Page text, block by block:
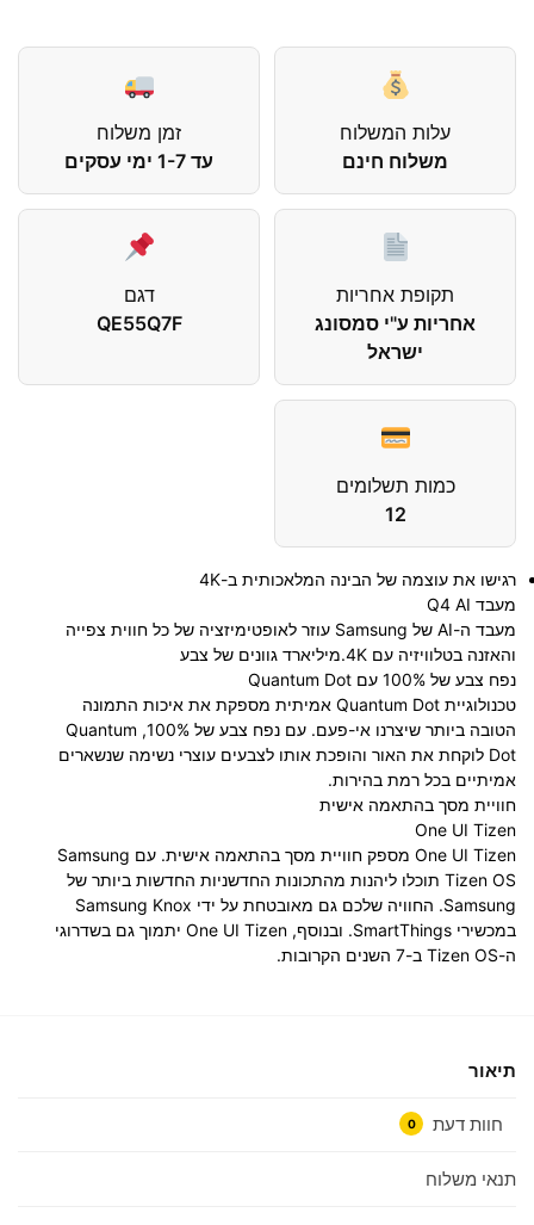
עלות המשלוח
משלוח חינם
זמן משלוח
עד 1-7 ימי עסקים
תקופת אחריות
אחריות ע"י סמסונג
ישראל
דגם
QE55Q7F
כמות תשלומים
12
רגישו את עוצמה של הבינה המלאכותית ב-4K
מעבד Q4 AI
מעבד ה-AI של Samsung עוזר לאופטימיזציה של כל חווית צפייה
והאזנה בטלוויזיה עם 4K.
מיליארד גוונים של צבע
נפח צבע של 100% עם Quantum Dot
טכנולוגיית Quantum Dot אמיתית מספקת את איכות התמונה
הטובה ביותר שיצרנו אי-פעם. עם נפח צבע של 100%, Quantum
Dot לוקחת את האור והופכת אותו לצבעים עוצרי נשימה שנשארים
אמיתיים בכל רמת בהירות.
חוויית מסך בהתאמה אישית
One UI Tizen
One UI Tizen מספק חוויית מסך בהתאמה אישית. עם Samsung
Tizen OS תוכלו ליהנות מהתכונות החדשניות החדשות ביותר של
Samsung. החוויה שלכם גם מאובטחת על ידי Samsung Knox
במכשירי SmartThings. ובנוסף, One UI Tizen יתמוך גם בשדרוגי
ה-Tizen OS ב-7 השנים הקרובות.
תיאור
חוות דעת 0
תנאי משלוח